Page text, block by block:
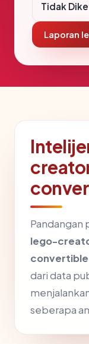
Tidak
Laporan
Pandangan
lego-
dari data
seberapa